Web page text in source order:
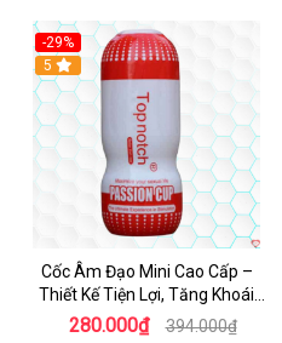
-29%
5
Cốc Âm Đạo Mini Cao Cấp –
Thiết Kế Tiện Lợi, Tăng Khoái
Cảm
280.000₫ 394.000₫